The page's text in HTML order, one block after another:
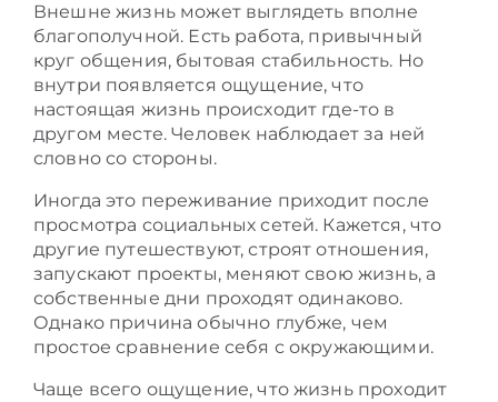
Внешне жизнь может выглядеть вполне
благополучной. Есть работа, привычный
круг общения, бытовая стабильность. Но
внутри появляется ощущение, что
настоящая жизнь происходит где-то в
другом месте. Человек наблюдает за ней
словно со стороны.
Иногда это переживание приходит после
просмотра социальных сетей. Кажется, что
другие путешествуют, строят отношения,
запускают проекты, меняют свою жизнь, а
собственные дни проходят одинаково.
Однако причина обычно глубже, чем
простое сравнение себя с окружающими.
Чаще всего ощущение, что жизнь проходит